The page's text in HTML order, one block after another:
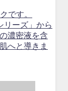
です。
リーズ」から
濃密液を含
へと導きま